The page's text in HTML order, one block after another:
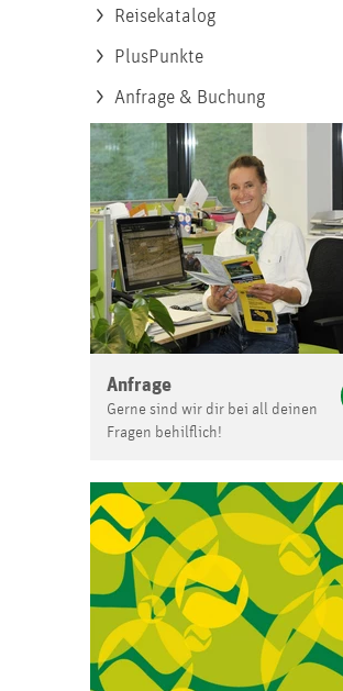
Reisekatalog
PlusPunkte
Anfrage & Buchung
Anfrage
Gerne sind wir dir bei all deinen
Fragen behilflich!